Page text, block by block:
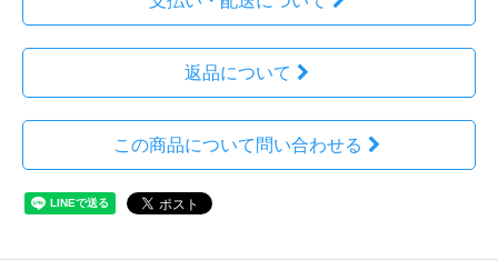
返品について
この商品について問い合わせる